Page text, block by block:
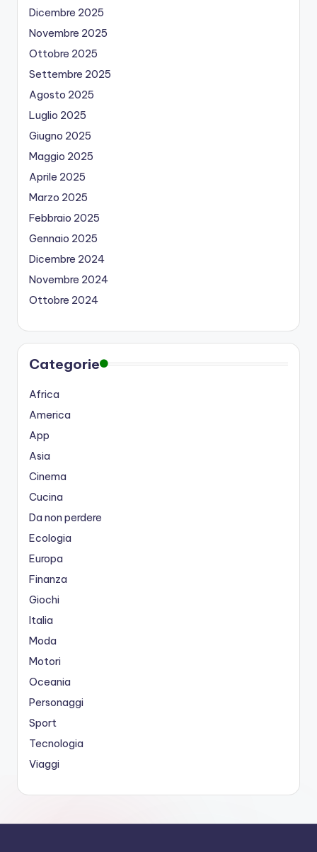
Dicembre 2025
Novembre 2025
Ottobre 2025
Settembre 2025
Agosto 2025
Luglio 2025
Giugno 2025
Maggio 2025
Aprile 2025
Marzo 2025
Febbraio 2025
Gennaio 2025
Dicembre 2024
Novembre 2024
Ottobre 2024
Categorie
Africa
America
App
Asia
Cinema
Cucina
Da non perdere
Ecologia
Europa
Finanza
Giochi
Italia
Moda
Motori
Oceania
Personaggi
Sport
Tecnologia
Viaggi